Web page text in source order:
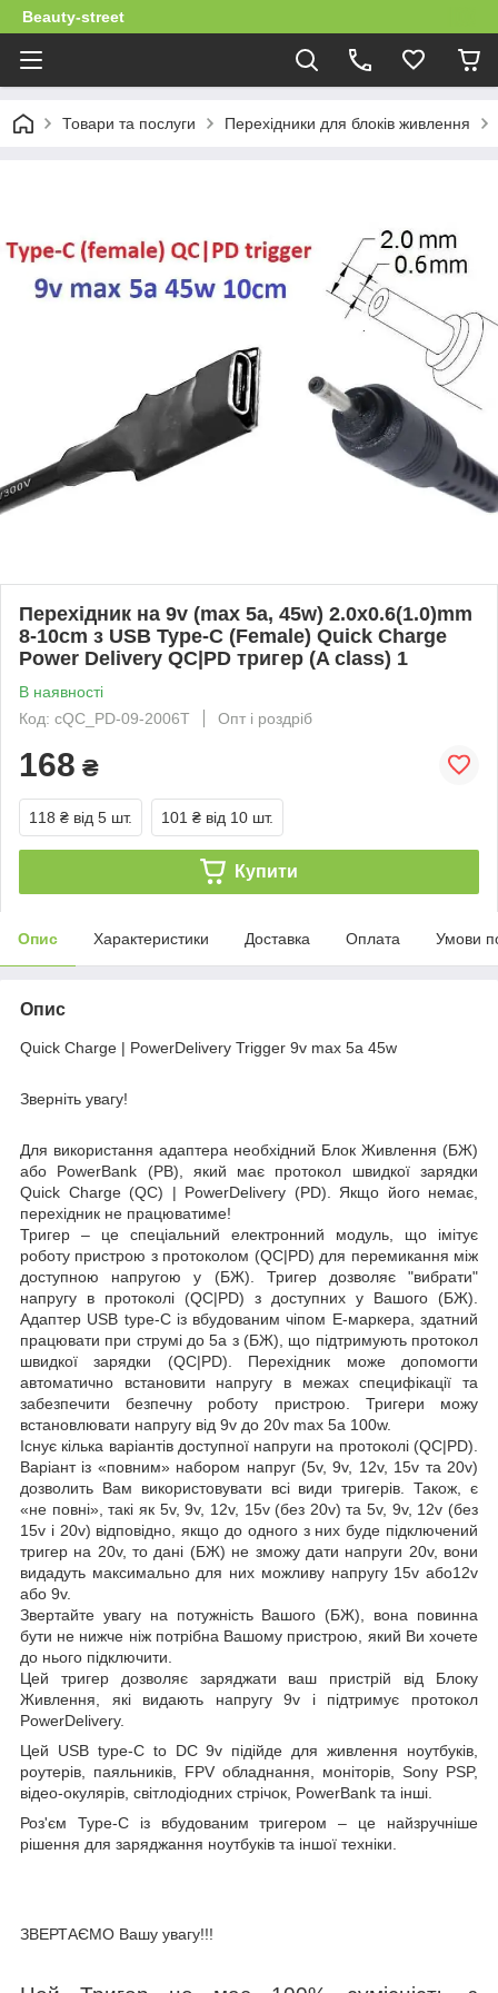
Beauty-street
Товари та послуги Перехідники для блоків живлення
Перехідник на 9v (max 5a, 45w) 2.0x0.6(1.0)mm
8-10cm з USB Type-C (Female) Quick Charge
Power Delivery QC|PD тригер (A class) 1
В наявності
Код: cQC_PD-09-2006T
Опт і роздріб
168 ₴
118 ₴ від 5 шт. 101 ₴ від 10 шт.
Купити
Опис Характеристики Доставка Оплата Умови
Опис
Quick Charge | PowerDelivery Trigger 9v max 5a 45w
Зверніть увагу!
Для використання адаптера необхідний Блок Живлення (БЖ)
або PowerBank (PB) , який має протокол швидкої зарядки
Quick Charge (QC) | PowerDelivery (PD)
Якщо його немає,
перехідник не працюватиме!
Тригер – це спеціальний електронний модуль, що імітує
роботу пристрою з протоколом (QC|PD) для перемикання між
доступною напругою у (БЖ). Тригер дозволяє "вибрати"
напругу в протоколі (QC|PD) з доступних у Вашого (БЖ).
Адаптер USB type-C із вбудованим чіпом E-маркера, здатний
працювати при струмі до 5a з (БЖ), що підтримують протокол
швидкої зарядки (QC|PD). Перехідник може допомогти
автоматично встановити напругу в межах специфікації та
забезпечити безпечну роботу пристрою. Тригери можу
встановлювати напругу від 9v до 20v max 5a 100w.
Існує кілька варіантів доступної напруги на протоколі (QC|PD).
Варіант із «повним» набором напруг (5v, 9v, 12v, 15v та 20v)
дозволить Вам використовувати всі види тригерів. Також, є
«не повні», такі як 5v, 9v, 12v, 15v (без 20v) та 5v, 9v, 12v (без
15v і 20v) відповідно, якщо до одного з них буде підключений
тригер на 20v, то дані (БЖ) не зможу дати напруги 20v, вони
видадуть максимально для них можливу напругу 15v або12v
або 9v.
Звертайте увагу на потужність Вашого (БЖ), вона повинна
бути не нижче ніж потрібна Вашому пристрою, який Ви хочете
до нього підключити.
Цей тригер дозволяє заряджати ваш пристрій від Блоку
Живлення, які видають напругу 9v і підтримує протокол
PowerDelivery.
Цей USB type-C to DC 9v підійде для живлення ноутбуків,
роутерів, паяльників, FPV обладнання, моніторів, Sony PSP,
відео-окулярів, світлодіодних стрічок, PowerBank та інші.
Роз'єм Type-C із вбудованим тригером – це найзручніше
рішення для заряджання ноутбуків та іншої техніки.
ЗВЕРТАЄМО Вашу увагу!!!